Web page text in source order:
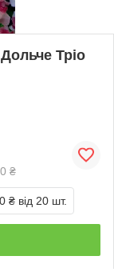
Тріо
₴
₴ від 20 шт.